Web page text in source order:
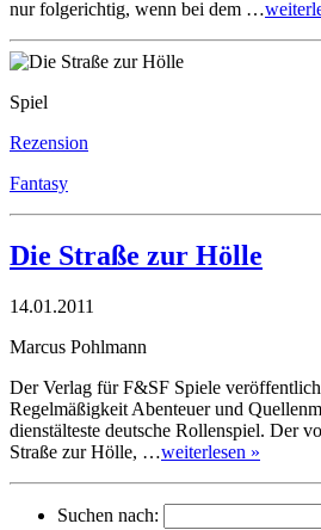
nur folgerichtig, wenn bei dem …
Spiel
Rezension
Fantasy
Die Straße zur Hölle
14.01.2011
Marcus Pohlmann
Der Verlag für F&SF Spiele
Regelmäßigkeit Abenteuer und
dienstälteste deutsche Rollenspiel. Der
Straße zur Hölle, …weiterlesen »
Suchen nach: